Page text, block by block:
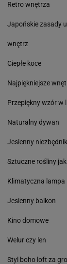
Retro wnętrza
Japońskie zasady
wnętrz
Ciepłe koce
Najpiękniejsze
Przepiękny wzór w
Naturalny dywan
Jesienny niezbędnik
Sztuczne rośliny
Klimatyczna lampa
Jesienny balkon
Kino domowe
Welur czy len
Styl boho loft za